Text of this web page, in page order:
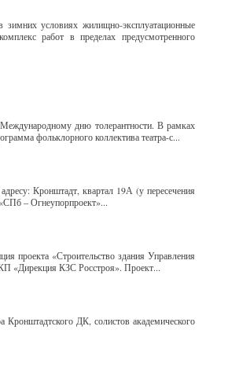
условиях жилищно-эксплуатационные
работ в пределах предусмотренного
дню толерантности. В рамках
фольклорного коллектива театра-с...
Кронштадт, квартал 19А (у пересечения
– Огнеупорпроект»...
проекта «Строительство здания Управления
«Дирекция КЗС Росстроя». Проект...
ДК, солистов академического